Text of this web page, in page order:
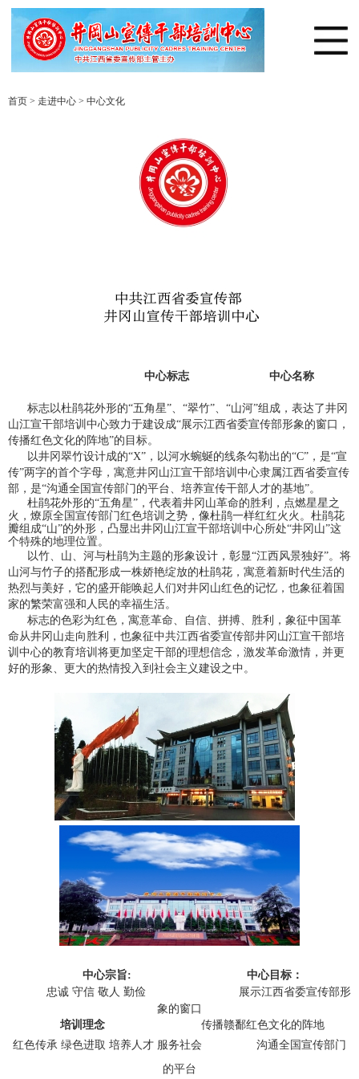
首页 > 走进中心 > 中心文化
中心标志中心名称
标志以杜鹃花外形的“五角星”、“翠竹”、“山河”组成，表达了井冈
山江宣干部培训中心致力于建设成“展示江西省委宣传部形象的窗口，
传播红色文化的阵地”的目标。
以井冈翠竹设计成的“X”，以河水蜿蜒的线条勾勒出的“C”，是“宣
传”两字的首个字母，寓意井冈山江宣干部培训中心隶属江西省委宣传
部，是“沟通全国宣传部门的平台、培养宣传干部人才的基地”。
杜鹃花外形的“五角星”，代表着井冈山革命的胜利，点燃星星之
火，燎原全国宣传部门红色培训之势，像杜鹃一样红红火火。 杜鹃花
瓣组成“山”的外形，凸显出井冈山江宣干部培训中心所处“井冈山”这
个特殊的地理位置。
以竹、山、河与杜鹃为主题的形象设计，彰显“江西风景独好”。 将
山河与竹子的搭配形成一株娇艳绽放的杜鹃花，寓意着新时代生活的
热烈与美好，它的盛开能唤起人们对井冈山红色的记忆，也象征着国
家的繁荣富强和人民的幸福生活。
标志的色彩为红色，寓意革命、自信、拼搏、胜利，象征中国革
命从井冈山走向胜利，也象征中共江西省委宣传部井冈山江宣干部培
训中心的教育培训将更加坚定干部的理想信念，激发革命激情，并更
好的形象、更大的热情投入到社会主义建设之中。
中心宗旨: 中心目标：
忠诚 守信 敬人 勤俭 展示江西省委宣传部形
象的窗口
培训理念 传播赣鄱红色文化的阵地
红色传承 绿色进取 培养人才 服务社会 沟通全国宣传部门
的平台